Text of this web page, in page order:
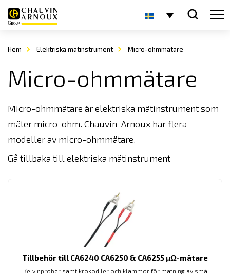
Hem Elektriska mätinstrument Micro-ohmmätare
Micro-ohmmätare
Micro-ohmmätare är elektriska mätinstrument som
mäter micro-ohm. Chauvin-Arnoux har flera
modeller av micro-ohmmätare.
Gå tillbaka till elektriska mätinstrument
Tillbehör till CA6240 CA6250 & CA6255 μΩ-mätare
Kelvinprober samt krokodiler och klämmor för mätning av små